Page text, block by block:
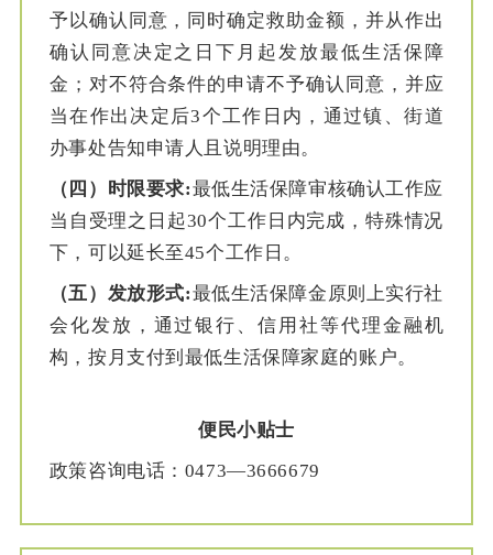
予以确认同意，同时确定救助金额，并从作出
确认同意决定之日下月起发放最低生活保障
金；对不符合条件的申请不予确认同意，并应
当在作出决定后3个工作日内，通过镇、街道
办事处告知申请人且说明理由。
（四）时限要求:最低生活保障审核确认工作应
当自受理之日起30个工作日内完成，特殊情况
下，可以延长至45个工作日。
（五）发放形式:最低生活保障金原则上实行社
会化发放，通过银行、信用社等代理金融机
构，按月支付到最低生活保障家庭的账户。
便民小贴士
政策咨询电话： 0473—3666679